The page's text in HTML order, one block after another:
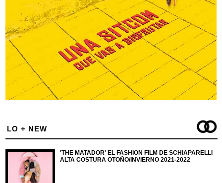
LO + NEW
'THE MATADOR' EL FASHION FILM DE SCHIAPARELLI
ALTA COSTURA OTOÑO/INVIERNO 2021-2022